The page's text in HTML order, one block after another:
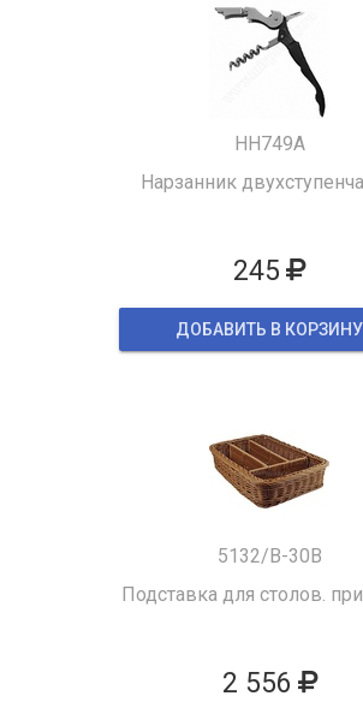
HH749A
Нарзанник
245
ДОБАВИТЬ В КОРЗИНУ
5132/B-30B
Подставка для столов.
2 556